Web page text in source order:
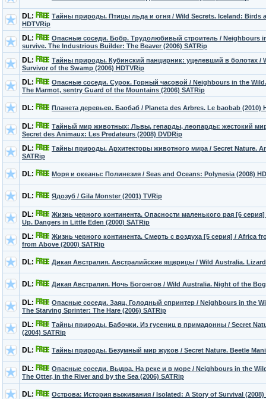
DL:
Тайны природы. Птицы льда и огня / Wild Secrets. Iceland: Birds
HDTVRip
DL:
Опасные соседи. Бобр. Трудолюбивый строитель / Neighbours
survive. The Industrious Builder: The Beaver (2006) SATRip
DL:
Тайны природы. Кубинский панцирник: уцелевший в болотах /
Survivor of the Swamp (2006) HDTVRip
DL:
Опасные соседи. Сурок. Горный часовой / Neighbours in the
The Marmot, sentry Guard of the Mountains (2006) SATRip
DL: Планета деревьев. Баобаб / Planeta des Arbres. Le baobab (2010)
DL:
Тайный мир животных: Львы, гепарды, леопарды: жестокий
Secret des Animaux: Les Predateurs (2008) DVDRip
DL:
Тайны природы. Архитекторы животного мира / Secret Nature.
SATRip
DL: Моря и океаны: Полинезия / Seas and Oceans: Polynesia (2008)
DL: Ядозуб / Gila Monster (2001) TVRip
DL:
Жизнь черного континента. Опасности маленького рая [6
Up. Dangers in Little Eden (2000) SATRip
DL:
Жизнь черного континента. Смерть с воздуха [5 серия] / Africa
from Above (2000) SATRip
DL: Дикая Австралия. Австралийские ящерицы / Wild Australia.
DL: Дикая Австралия. Ночь Богонгов / Wild Australia. Night of the
DL:
Опасные соседи. Заяц. Голодный спринтер / Neighbours in the
The Starving Sprinter: The Hare (2006) SATRip
DL:
Тайны природы. Бабочки. Из гусениц в примадонны / Secret
(2004) SATRip
DL: Тайны природы. Безумный мир жуков / Secret Nature. Beetle
DL:
Опасные соседи. Выдра. На реке и в море / Neighbours in the
The Otter, in the River and by the Sea (2006) SATRip
DL: Острова: История выживания / Isolated: A Story of Survival (2008)